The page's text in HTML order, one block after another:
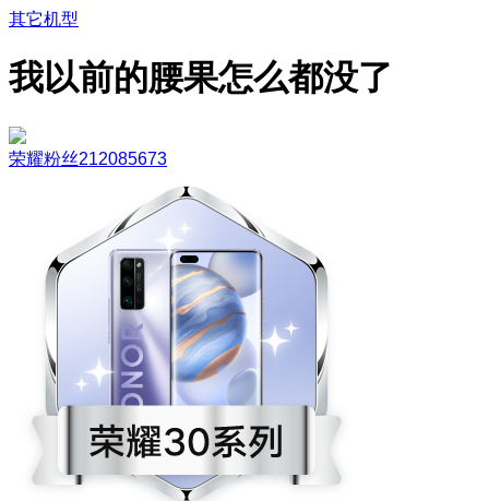
其它机型
我以前的腰果怎么都没了
荣耀粉丝212085673